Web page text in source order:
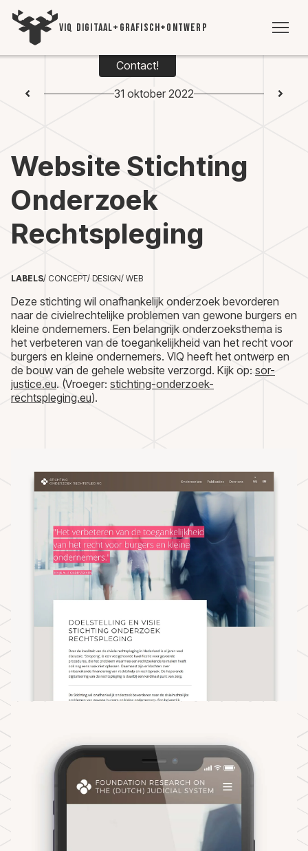
Contact!
31 oktober 2022
Website Stichting
Onderzoek
Rechtspleging
LABELS/ CONCEPT/ DESIGN/ WEB
Deze stichting wil onafhankelijk onderzoek bevorderen
naar de civielrechtelijke problemen van gewone burgers en
kleine ondernemers. Een belangrijk onderzoeksthema is
het verbeteren van de toegankelijkheid van het recht voor
burgers en kleine ondernemers. VIQ heeft het ontwerp en
de bouw van de gehele website verzorgd. Kijk op: sor-
justice.eu. (Vroeger: stichting-onderzoek-
rechtspleging.eu).
VIQ DIGITAAL+GRAFISCH+ONTWERP